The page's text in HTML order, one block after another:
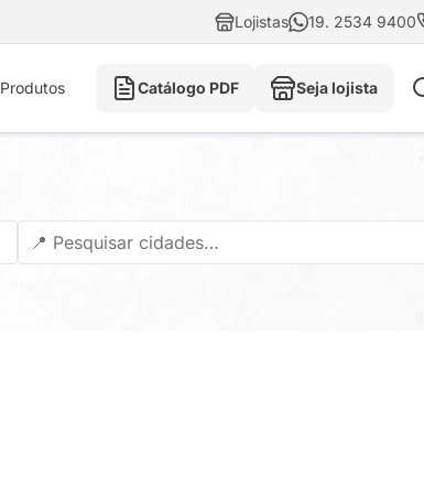
Lojistas 19. 2534 9400
Produtos Catálogo PDF Seja lojista